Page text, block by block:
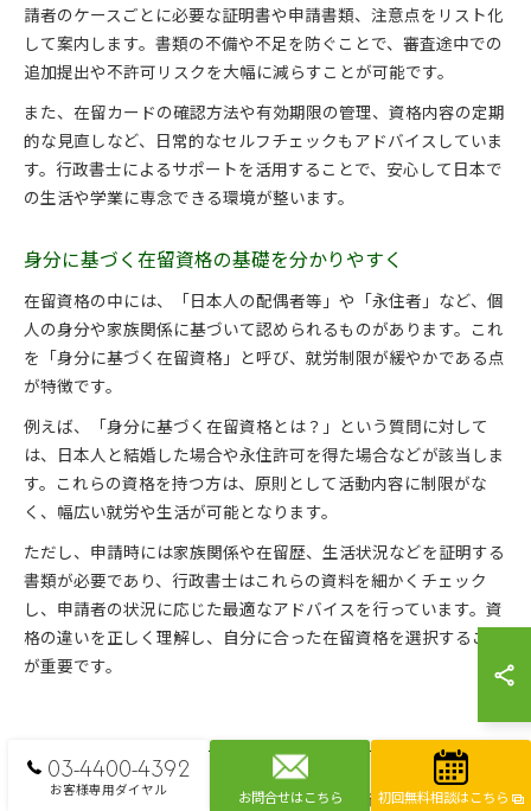
請者のケースごとに必要な証明書や申請書類、注意点をリスト化
して案内します。書類の不備や不足を防ぐことで、審査途中での
追加提出や不許可リスクを大幅に減らすことが可能です。
また、在留カードの確認方法や有効期限の管理、資格内容の定期
的な見直しなど、日常的なセルフチェックもアドバイスしていま
す。行政書士によるサポートを活用することで、安心して日本で
の生活や学業に専念できる環境が整います。
身分に基づく在留資格の基礎を分かりやすく
在留資格の中には、「日本人の配偶者等」や「永住者」など、個
人の身分や家族関係に基づいて認められるものがあります。これ
を「身分に基づく在留資格」と呼び、就労制限が緩やかである点
が特徴です。
例えば、「身分に基づく在留資格とは？」という質問に対して
は、日本人と結婚した場合や永住許可を得た場合などが該当しま
す。これらの資格を持つ方は、原則として活動内容に制限がな
く、幅広い就労や生活が可能となります。
ただし、申請時には家族関係や在留歴、生活状況などを証明する
書類が必要であり、行政書士はこれらの資料を細かくチェック
し、申請者の状況に応じた最適なアドバイスを行っています。資
格の違いを正しく理解し、自分に合った在留資格を選択すること
が重要です。
03-4400-4392
お客様専用ダイヤル お問合せはこちら 初回無料相談はこちら